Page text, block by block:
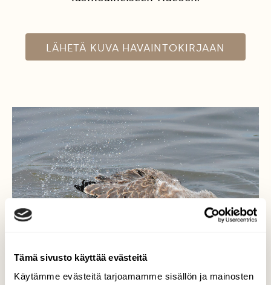
Tämä sivusto käyttää evästeitä
Käytämme evästeitä tarjoamamme sisällön ja mainosten
LÄHETÄ KUVA HAVAINTOKIRJAAN